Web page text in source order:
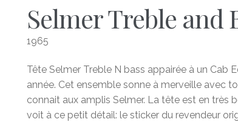
Selmer Treble and
1965
Tête Selmer Treble N bass appairée à un Cab
année. Cet ensemble sonne à merveille avec
connait aux amplis Selmer. La tête est en très
voit à ce petit détail: le sticker du revendeur